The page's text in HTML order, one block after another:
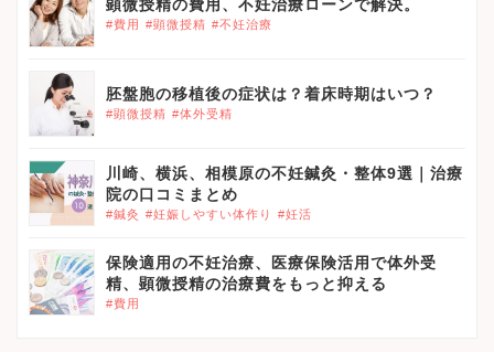
顕微授精の費用、不妊治療ローンで解決。
#費用 #顕微授精 #不妊治療
胚盤胞の移植後の症状は？着床時期はいつ？
#顕微授精 #体外受精
川崎、横浜、相模原の不妊鍼灸・整体9選｜治療
院の口コミまとめ
#鍼灸 #妊娠しやすい体作り #妊活
保険適用の不妊治療、医療保険活用で体外受
精、顕微授精の治療費をもっと抑える
#費用